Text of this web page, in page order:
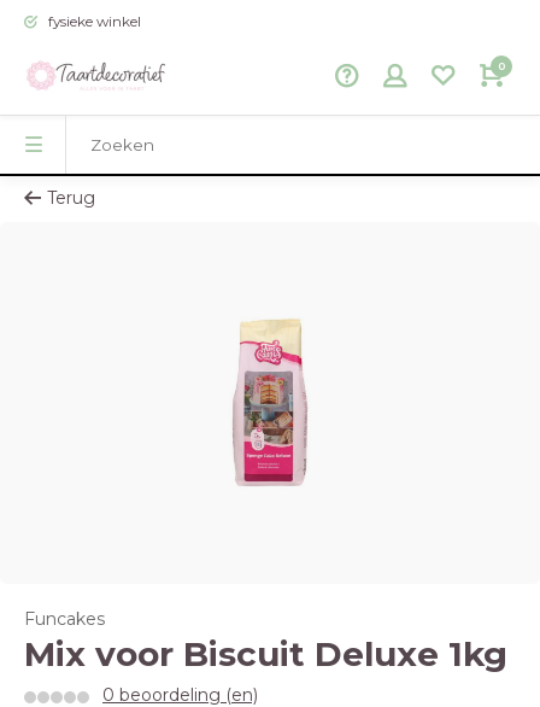
fysieke winkel
0
Terug
Funcakes
Mix voor Biscuit Deluxe 1kg
0 beoordeling (en)